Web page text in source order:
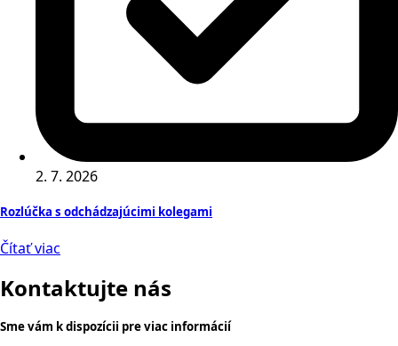
2. 7. 2026
Rozlúčka s odchádzajúcimi kolegami
Čítať viac
Kontaktujte nás
Sme vám k dispozícii pre viac informácií